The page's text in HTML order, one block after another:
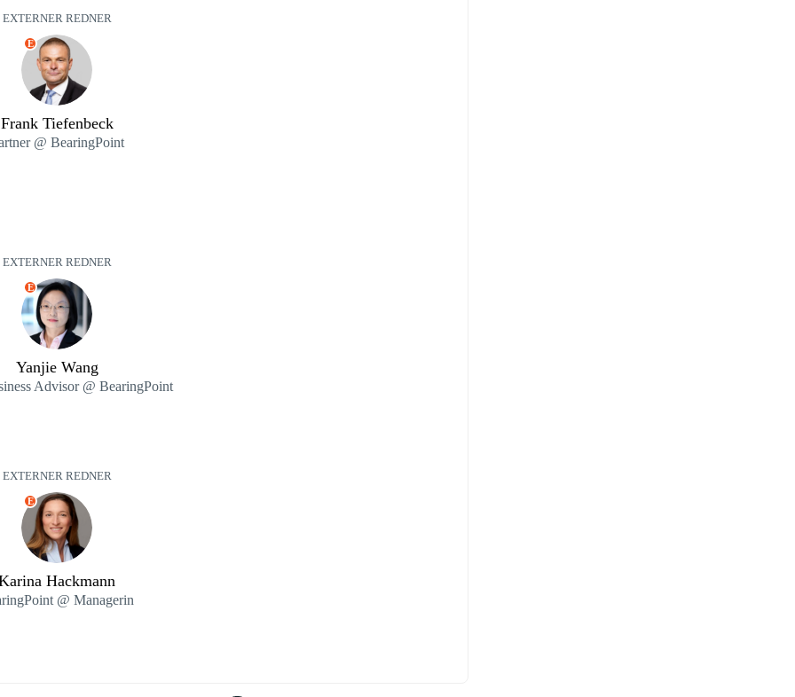
EXTERNER REDNER
E
Frank Tiefenbeck
@ BearingPoint
EXTERNER REDNER
E
Yanjie Wang
Advisor @ BearingPoint
EXTERNER REDNER
E
Hackmann
@ Managerin